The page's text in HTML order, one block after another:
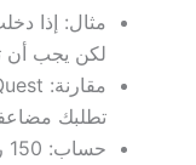
لكن يجب أن تراهن
تطلبك مضاعفة الرهان 5 مرات